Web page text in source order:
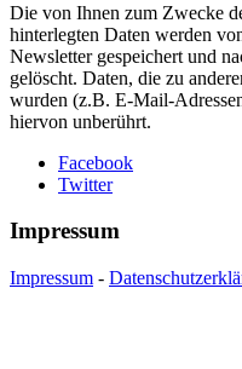
Die von Ihnen zum Zwecke
hinterlegten Daten werden
Newsletter gespeichert und
gelöscht. Daten, die zu
wurden (z.B. E-Mail-
hiervon unberührt.
Facebook
Twitter
Impressum
Impressum -